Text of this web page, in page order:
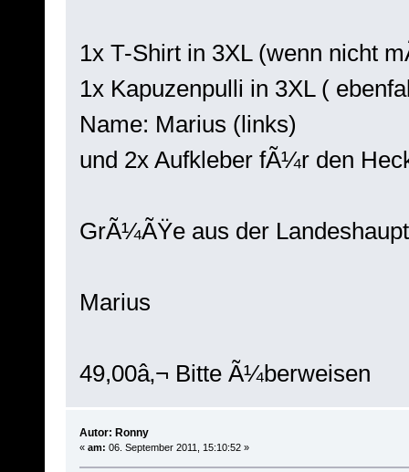
1x T-Shirt in 3XL (wenn nicht
1x Kapuzenpulli in 3XL (
Name: Marius (links)
und 2x Aufkleber fÃ¼r den
GrÃ¼ÃŸe aus der
Marius
49,00â‚¬ Bitte Ã¼berweisen
Autor: Ronny
« am: 06. September 2011, 15:10:52 »